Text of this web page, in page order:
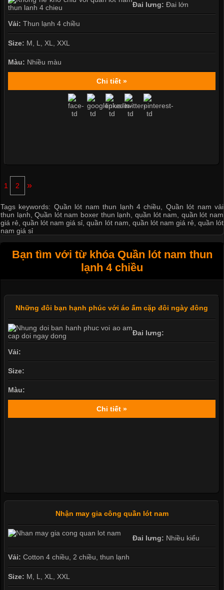
Đai lưng: Đai lớn
Vải: Thun lạnh 4 chiều
Size: M, L, XL, XXL
Màu: Nhiều màu
Chi tiết »
1 2 »
Tags keywords: Quần lót nam thun lạnh 4 chiều
Quần lót nam vải
thun lạnh ,Quần lót nam boxer thun lạnh quần lót nam
quần lót nam
giá rẻ ,quần lót nam giá sỉ ,quần lót nam quần lót nam giá rẻ quần lót
nam giá sỉ
Bạn tìm với từ khóa Quần lót nam thun
lạnh 4 chiều
Những đôi bạn hạnh phúc với áo ấm cặp đôi ngày đông
Đai lưng:
Vải:
Size:
Màu:
Chi tiết »
Nhận may gia công quần lót nam
Đai lưng: Nhiều kiểu
Vải: Cotton 4 chiều, 2 chiều, thun lạnh
Size: M, L, XL, XXL